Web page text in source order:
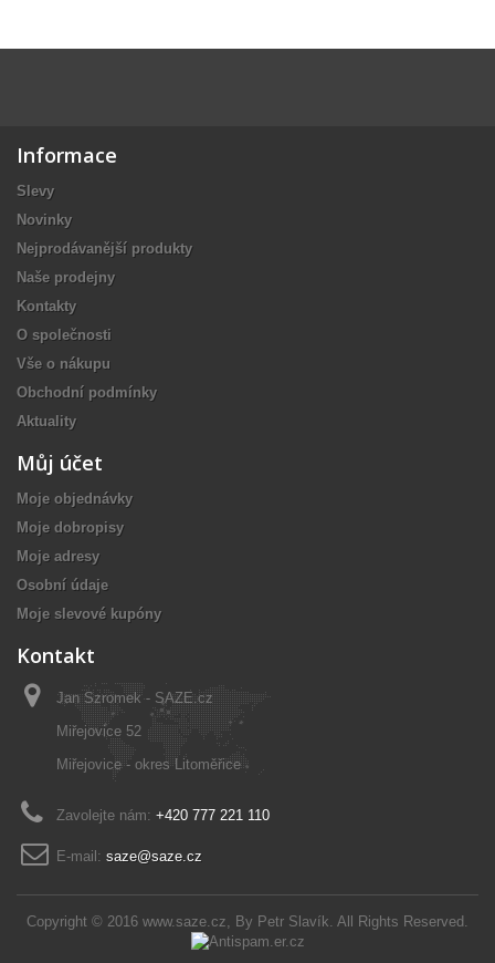
Informace
Slevy
Novinky
Nejprodávanější produkty
Naše prodejny
Kontakty
O společnosti
Vše o nákupu
Obchodní podmínky
Aktuality
Copyright © 2016 www.saze.cz, By Petr Slavík. All Rights Reserved.
Můj účet
Moje objednávky
Moje dobropisy
Moje adresy
Osobní údaje
Moje slevové kupóny
Kontakt
Jan Szromek - SAZE.cz
Miřejovice 52
Miřejovice - okres Litoměřice
Zavolejte nám: +420 777 221 110
E-mail: saze@saze.cz